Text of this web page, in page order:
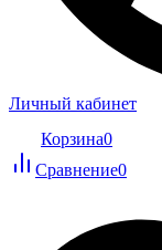
Личный кабинет
Корзина0
Сравнение0